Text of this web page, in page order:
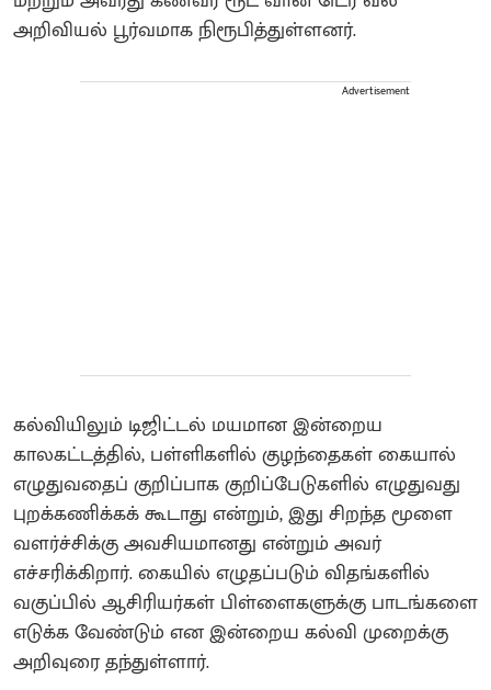
அறிவியல் பூர்வமாக நிரூபித்துள்ளனர்.
Advertisement
கல்வியிலும் டிஜிட்டல் மயமான இன்றைய
காலகட்டத்தில், பள்ளிகளில் குழந்தைகள் கையால்
எழுதுவதைப் குறிப்பாக குறிப்பேடுகளில் எழுதுவது
புறக்கணிக்கக் கூடாது என்றும், இது சிறந்த மூளை
வளர்ச்சிக்கு அவசியமானது என்றும் அவர்
எச்சரிக்கிறார். கையில் எழுதப்படும் விதங்களில்
வகுப்பில் ஆசிரியர்கள் பிள்ளைகளுக்கு பாடங்களை
எடுக்க வேண்டும் என இன்றைய கல்வி முறைக்கு
அறிவுரை தந்துள்ளார்.